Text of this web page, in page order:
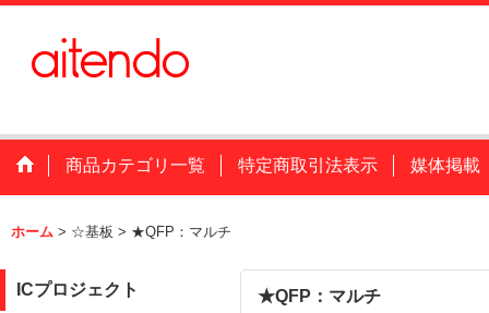
商品カテゴリ一覧 特定商取引法表示 媒体掲載
ホーム > ☆基板 > ★QFP：マルチ
ICプロジェクト ★QFP：マルチ